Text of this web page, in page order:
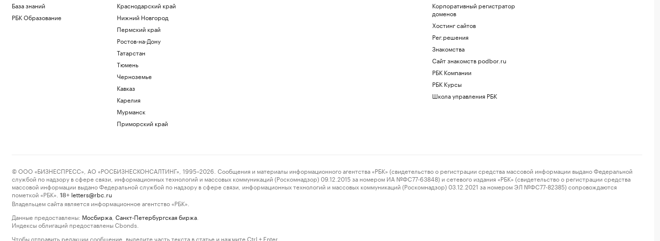
База знаний
РБК Образование
Краснодарский край
Нижний Новгород
Пермский край
Ростов-на-Дону
Татарстан
Тюмень
Черноземье
Кавказ
Карелия
Мурманск
Приморский край
Корпоративный регистратор
доменов
Хостинг сайтов
Рег.решения
Знакомства
Сайт знакомств podbor.ru
РБК Компании
РБК Курсы
Школа управления РБК
© ООО «БИЗНЕСПРЕСС», АО «РОСБИЗНЕСКОНСАЛТИНГ», 1995–2026. Сообщения и материалы информационного агентства «РБК» (свидетельство о регистрации средства массовой информации выдано Федеральной
службой по надзору в сфере связи, информационных технологий и массовых коммуникаций (Роскомнадзор) 09.12.2015 за номером ИА №ФС77-63848) и сетевого издания «РБК» (свидетельство о регистрации средства
массовой информации выдано Федеральной службой по надзору в сфере связи, информационных технологий и массовых коммуникаций (Роскомнадзор) 03.12.2021 за номером ЭЛ №ФС77-82385) сопровождаются
пометкой «РБК».
18+ letters@rbc.ru
Владельцем сайта является информационное агентство «РБК».
Данные предоставлены: Мосбиржа Санкт-Петербургская биржа
Индексы облигаций предоставлены Cbonds.
Чтобы отправить редакции сообщение, выделите часть текста в статье и нажмите Ctrl + Enter